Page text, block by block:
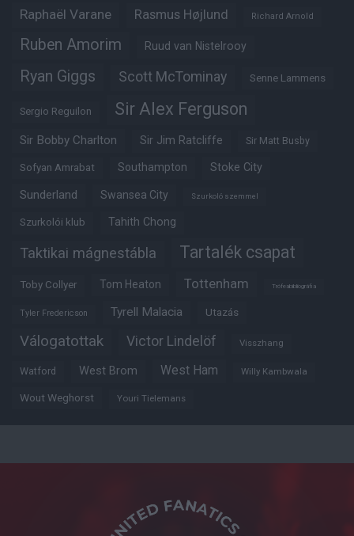
Raphaël Varane Rasmus Højlund Richard Arnold
Ruben Amorim Ruud van Nistelrooy
Ryan Giggs Scott McTominay Senne Lammens
Sergio Reguilon Sir Alex Ferguson
Sir Bobby Charlton Sir Jim Ratcliffe Sir Matt Busby
Sofyan Amrabat Southampton Stoke City
Sunderland Swansea City Szurkoló szemmel
Szurkolói klub Tahith Chong
Taktikai mágnestábla Tartalék csapat
Toby Collyer Tom Heaton Tottenham Trófeabibliográfia
Tyler Fredericson Tyrell Malacia Utazás
Válogatottak Victor Lindelöf Visszhang
Watford West Brom West Ham Willy Kambwala
Wout Weghorst Youri Tielemans